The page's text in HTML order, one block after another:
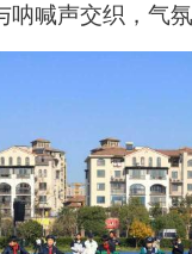
呐喊声交织，气氛